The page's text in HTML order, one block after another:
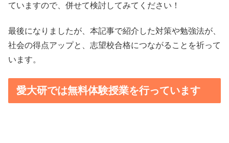
ていますので、併せて検討してみてください！
最後になりましたが、本記事で紹介した対策や勉強法が、
社会の得点アップと、志望校合格につながることを祈って
います。
愛大研では無料体験授業を行っています